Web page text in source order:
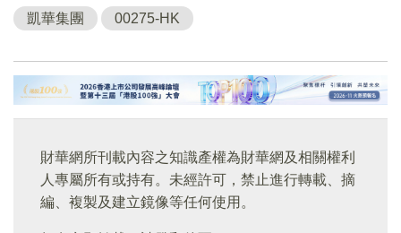
凱華集團 00275-HK
財華網所刊載內容之知識產權為財華網及相關權利
人專屬所有或持有。未經許可，禁止進行轉載、摘
編、複製及建立鏡像等任何使用。